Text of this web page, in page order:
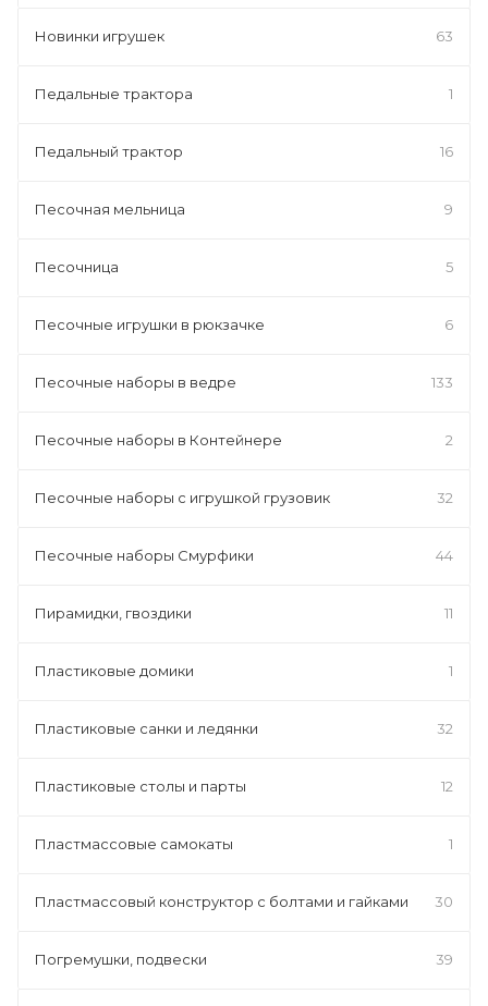
Новинки игрушек 63
Педальные трактора 1
Педальный трактор 16
Песочная мельница 9
Песочница 5
Песочные игрушки в рюкзачке 6
Песочные наборы в ведре 133
Песочные наборы в Контейнере 2
Песочные наборы с игрушкой грузовик 32
Песочные наборы Смурфики 44
Пирамидки, гвоздики 11
Пластиковые домики 1
Пластиковые санки и ледянки 32
Пластиковые столы и парты 12
Пластмассовые самокаты 1
Пластмассовый конструктор с болтами и гайками 30
Погремушки, подвески 39